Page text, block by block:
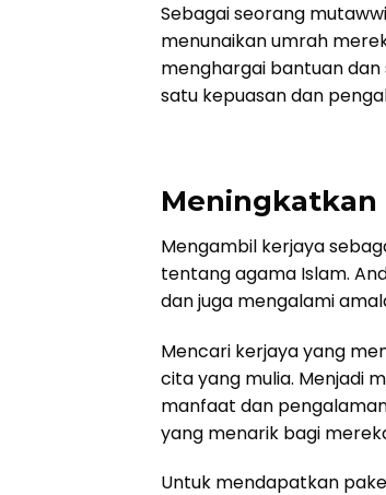
Sebagai seorang
menunaikan umrah
menghargai bantuan dan
satu kepuasan dan
Meningkatkan
Mengambil kerjaya
tentang agama Islam.
dan juga mengalami
Mencari kerjaya yang
cita yang mulia. Menjadi
manfaat dan
yang menarik bagi
Untuk mendapatkan